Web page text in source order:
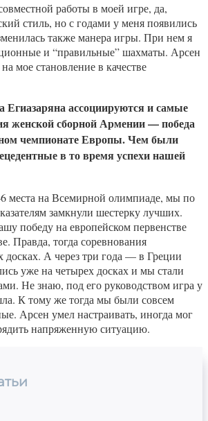
работы в моей игре, да,
стиль, но с годами у меня появились
также манера игры. При нем я
и “правильные” шахматы. Арсен
мое становление в качестве
ассоциируются и самые
женской сборной Армении — победа
чемпионате Европы. Чем были
в то время успехи нашей
места на Всемирной олимпиаде, мы по
замкнули шестерку лучших.
победу на европейском первенстве
Правда, тогда соревнования
досках. А через три года — в Греции
уже на четырех досках и мы стали
Не знаю, под его руководством игра у
К тому же тогда мы были совсем
Арсен умел настраивать, иногда мог
напряженную ситуацию.